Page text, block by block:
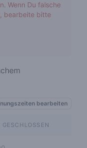
Wenn Du falsche
bearbeite bitte
bearbeiten